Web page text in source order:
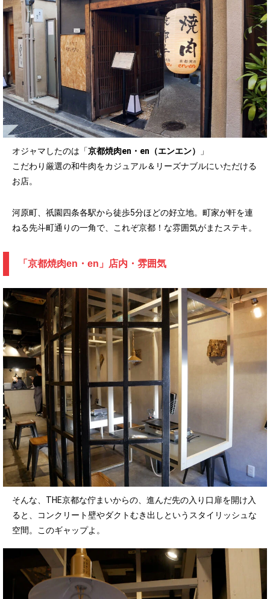
オジャマしたのは「京都焼肉en・en（エンエン）
」
こだわり厳選の和牛肉をカジュアル＆リーズナブルにいただける
お店。
河原町、祇園四条各駅から徒歩5分ほどの好立地。町家が軒を連
ねる先斗町通りの一角で、これぞ京都！な雰囲気がまたステキ。
「京都焼肉en・en」店内・雰囲気
そんな、THE京都な佇まいからの、進んだ先の入り口扉を開け入
ると、コンクリート壁やダクトむき出しというスタイリッシュな
空間。このギャップよ。